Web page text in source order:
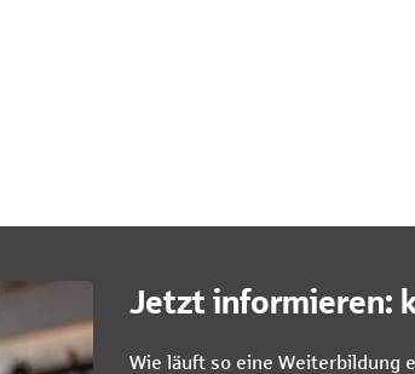
Jetzt informieren:
Wie läuft so eine Weiterbildung